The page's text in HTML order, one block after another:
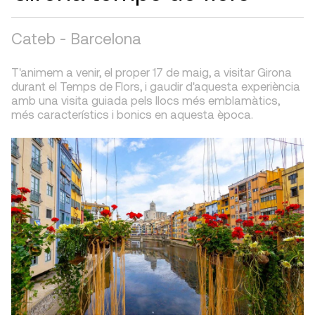
Cateb - Barcelona
T'animem a venir, el proper 17 de maig, a visitar Girona
durant el Temps de Flors, i gaudir d'aquesta experiència
amb una visita guiada pels llocs més emblamàtics,
més característics i bonics en aquesta època.